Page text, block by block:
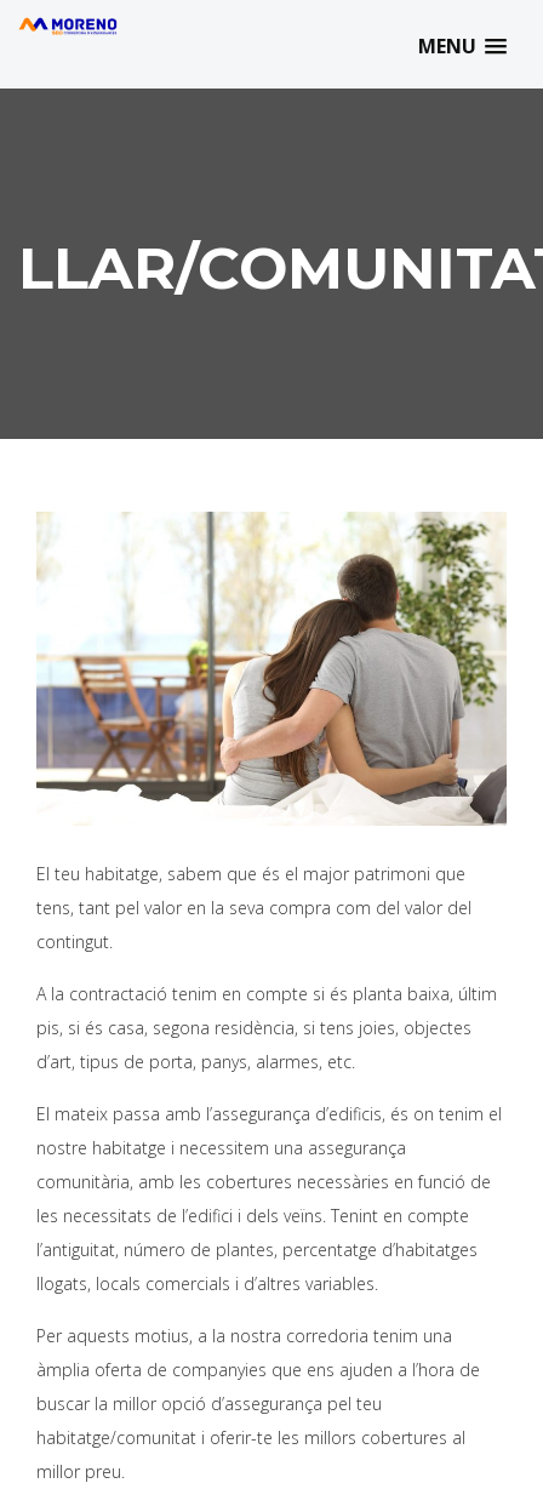
MORENO SBD | 93 727 77 07 | info@morenosbd.com | C/ Marqués
de Comillas, 21 | 08202 - Sabadell
MENU
LLAR/
El teu habitatge, sabem que és el major patrimoni que
tens, tant pel valor en la seva compra com del valor del
contingut.
A la contractació tenim en compte si és planta baixa, últim
pis, si és casa, segona residència, si tens joies, objectes
d’art, tipus de porta, panys, alarmes, etc.
El mateix passa amb l’assegurança d’edificis, és on tenim el
nostre habitatge i necessitem una assegurança
comunitària, amb les cobertures necessàries en funció de
les necessitats de l’edifici i dels veïns. Tenint en compte
l’antiguitat, número de plantes, percentatge d’habitatges
llogats, locals comercials i d’altres variables.
Per aquests motius, a la nostra corredoria tenim una
àmplia oferta de companyies que ens ajuden a l’hora de
buscar la millor opció d’assegurança pel teu
habitatge/comunitat i oferir-te les millors cobertures al
millor preu.